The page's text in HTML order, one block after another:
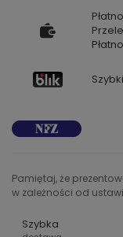
Pamiętaj, że
w zależności od
Szybka